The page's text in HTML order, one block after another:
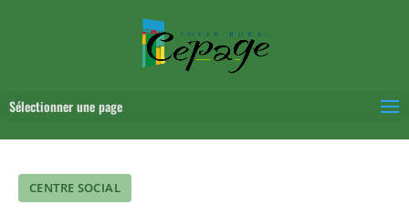
Sélectionner une page
CENTRE SOCIAL